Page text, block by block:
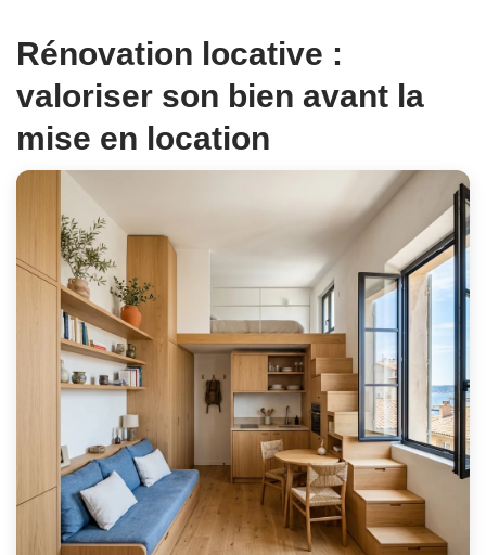
Rénovation locative :
valoriser son bien avant la
mise en location